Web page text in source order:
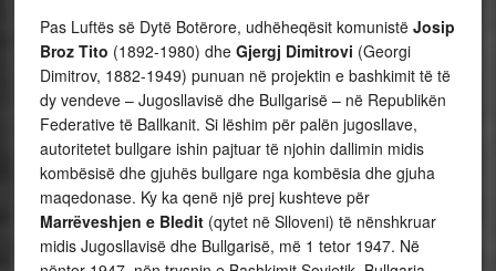
Pas Luftës së Dytë Botërore, udhëheqësit komunistë Josip
Broz Tito (1892-1980) dhe Gjergj Dimitrovi (Georgi
Dimitrov, 1882-1949) punuan në projektin e bashkimit të të
dy vendeve – Jugosllavisë dhe Bullgarisë – në Republikën
Federative të Ballkanit. Si lëshim për palën jugosllave,
autoritetet bullgare ishin pajtuar të njohin dallimin midis
kombësisë dhe gjuhës bullgare nga kombësia dhe gjuha
maqedonase. Ky ka qenë një prej kushteve për
Marrëveshjen e Bledit(qytet në Slloveni) të nënshkruar
midis Jugosllavisë dhe Bullgarisë, më 1 tetor 1947. Në